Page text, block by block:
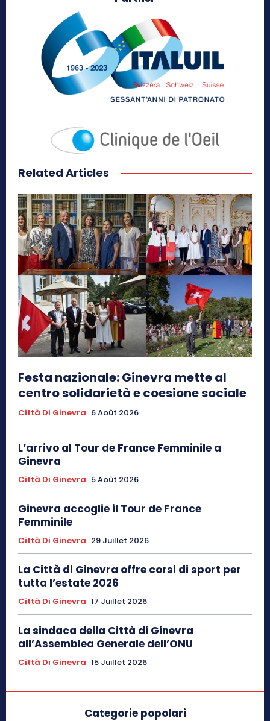
Related Articles
Festa nazionale: Ginevra mette al
centro solidarietà e coesione sociale
Città Di Ginevra 6 Août 2026
L’arrivo al Tour de France Femminile a
Ginevra
Città Di Ginevra 5 Août 2026
Ginevra accoglie il Tour de France
Femminile
Città Di Ginevra 29 Juillet 2026
La Città di Ginevra offre corsi di sport per
tutta l’estate 2026
Città Di Ginevra 17 Juillet 2026
La sindaca della Città di Ginevra
all’Assemblea Generale dell’ONU
Città Di Ginevra 15 Juillet 2026
Categorie popolari